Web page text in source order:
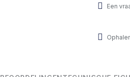
Een